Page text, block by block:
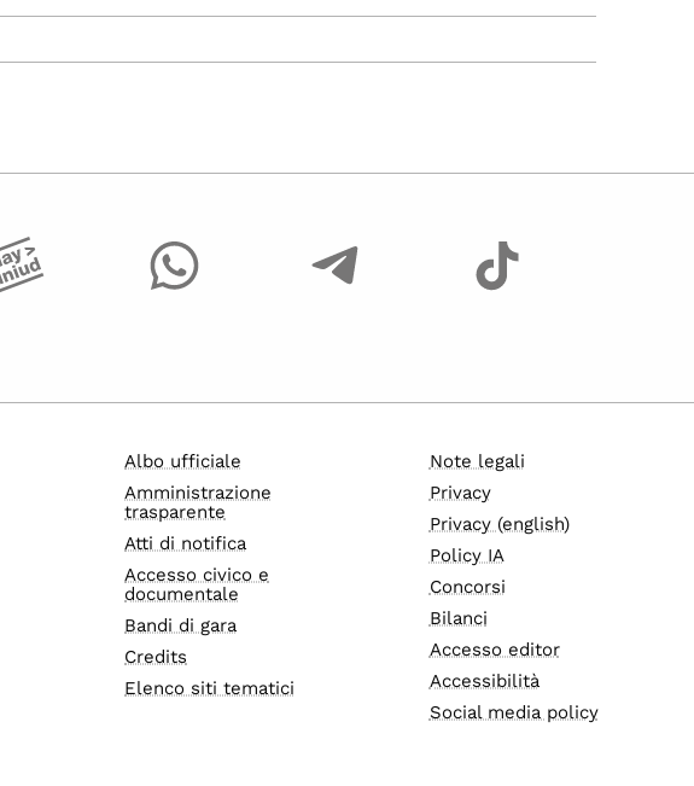
Albo ufficiale
Amministrazione
trasparente
Atti di notifica
Accesso civico e
documentale
Bandi di gara
Credits
Elenco siti tematici
Note legali
Privacy
Privacy (english)
Policy IA
Concorsi
Bilanci
Accesso editor
Accessibilità
Social media policy